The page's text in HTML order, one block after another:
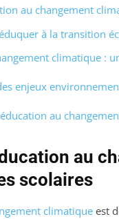
au changement
à la transition
climatique :
enjeux
au
au
scolaires
climatique est